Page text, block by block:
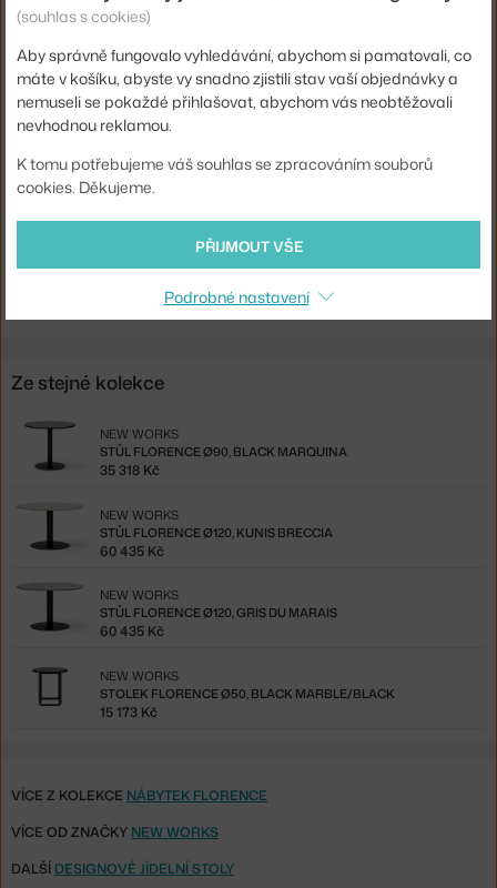
Barva:
černá
Materiál:
mramor, práškově lakovaná ocel
Podnož:
kov
Tvar stolu:
kruh
Deska stolu:
mramor / kámen
Kód produktu NWK-44932
Ste zo Slovenska? Prejdite naStôl Florence Ø90, black marquina
Shopping from the EU? Switch toFlorence Table Ø90, black
Ze stejné kolekce
STŮL FLORENCE Ø90, BLACK MARQUINA
NEW WORKS
35 318 Kč
STŮL FLORENCE Ø120, KUNIS BRECCIA
NEW WORKS
60 435 Kč
STŮL FLORENCE Ø120, GRIS DU MARAIS
NEW WORKS
60 435 Kč
STOLEK FLORENCE Ø50, BLACK MARBLE/BLACK
NEW WORKS
15 173 Kč
VÍCE Z KOLEKCE NÁBYTEK FLORENCE
VÍCE OD ZNAČKY NEW WORKS
DALŠÍ DESIGNOVÉ JÍDELNÍ STOLY
(souhlas s cookies)
Aby správně fungovalo vyhledávání, abychom si pamatovali, co
máte v košíku, abyste vy snadno zjistili stav vaší objednávky a
nemuseli se pokaždé přihlašovat, abychom vás neobtěžovali
nevhodnou reklamou.
K tomu potřebujeme váš souhlas se zpracováním souborů
cookies. Děkujeme.
PŘIJMOUT VŠE
Podrobné nastavení